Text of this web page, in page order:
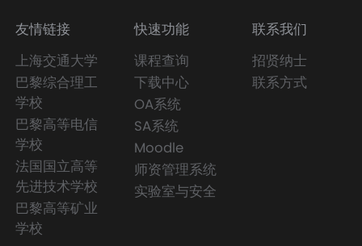
友情链接
上海交通大学
巴黎综合理工
学校
巴黎高等电信
学校
法国国立高等
先进技术学校
巴黎高等矿业
学校
快速功能
课程查询
下载中心
OA系统
SA系统
Moodle
师资管理系统
实验室与安全
联系我们
招贤纳士
联系方式